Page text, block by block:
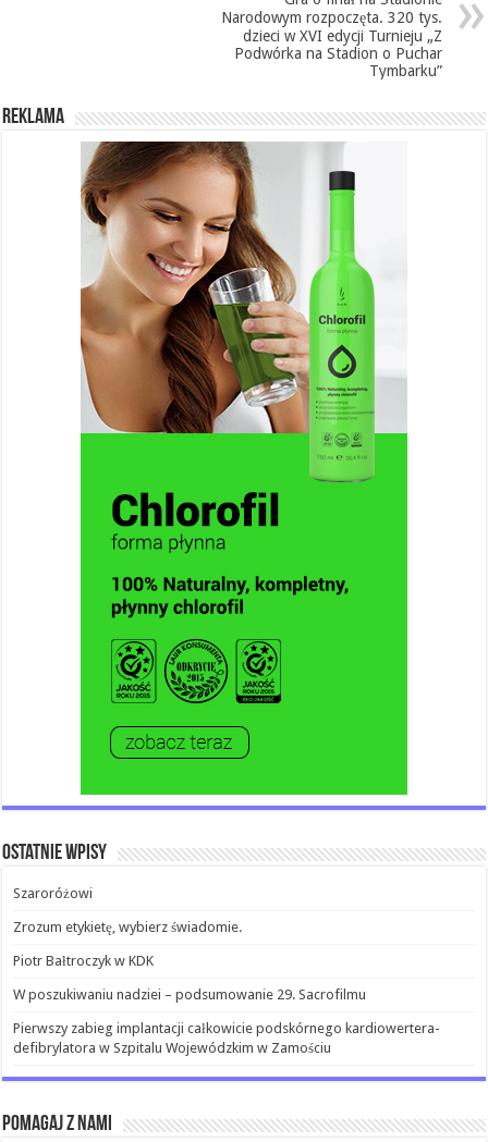
Narodowym rozpoczęta. 320 tys.
dzieci w XVI edycji Turnieju „Z
Podwórka na Stadion o Puchar
Tymbarku”
REKLAMA
Ostatnie wpisy
Szaroróżowi
Zrozum etykietę, wybierz świadomie.
Piotr Bałtroczyk w KDK
W poszukiwaniu nadziei – podsumowanie 29. Sacrofilmu
Pierwszy zabieg implantacji całkowicie podskórnego kardiowertera-
defibrylatora w Szpitalu Wojewódzkim w Zamościu
Pomagaj z nami